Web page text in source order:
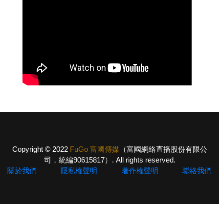
Copyright © 2022 FuGo 富國傳媒 （富國網絡直播股份有限公
司，統編90615817）. All rights reserved.
關於我們
隱私權聲明 著作權聲明 聯絡我們